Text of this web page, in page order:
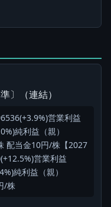
〕（連結）
営業利益
純利益（親）
配当金10円/株【2027
営業利益
純利益（親）
/株